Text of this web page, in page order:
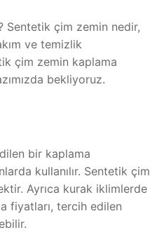
Sentetik çim zemin nedir,
ve temizlik
çim zemin kaplama
bekliyoruz.
bir kaplama
kullanılır. Sentetik çim
Ayrıca kurak iklimlerde
fiyatları, tercih edilen